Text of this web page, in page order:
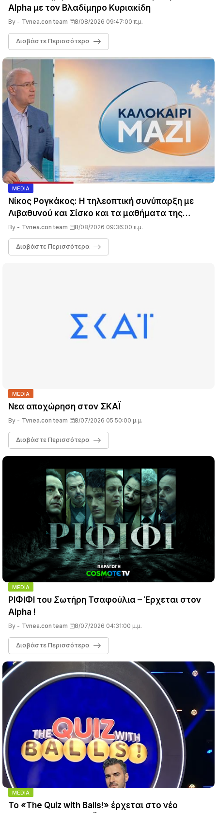
Alpha με τον Βλαδίμηρο Κυριακίδη
By - Tvnea.con team 8/08/2026 09:47:00 π.μ.
Διαβάστε Περισσότερα
MEDIA
Νίκος Ρογκάκος: Η τηλεοπτική συνύπαρξη με
Λιβαθυνού και Σίσκο και τα μαθήματα της
διαδρομής του
By - Tvnea.con team 8/08/2026 09:36:00 π.μ.
Διαβάστε Περισσότερα
MEDIA
Νεα αποχώρηση στον ΣΚΑΪ
By - Tvnea.con team 8/07/2026 05:50:00 μ.μ.
Διαβάστε Περισσότερα
MEDIA
ΡΙΦΙΦΙ του Σωτήρη Τσαφούλια – Έρχεται στον
Alpha !
By - Tvnea.con team 8/07/2026 04:31:00 μ.μ.
Διαβάστε Περισσότερα
MEDIA
Το «The Quiz with Balls!» έρχεται στο νέο